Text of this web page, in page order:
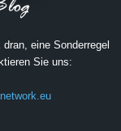
eine Sonderregel
Sie uns: